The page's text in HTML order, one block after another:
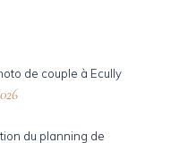
de couple à Ecully
du planning de